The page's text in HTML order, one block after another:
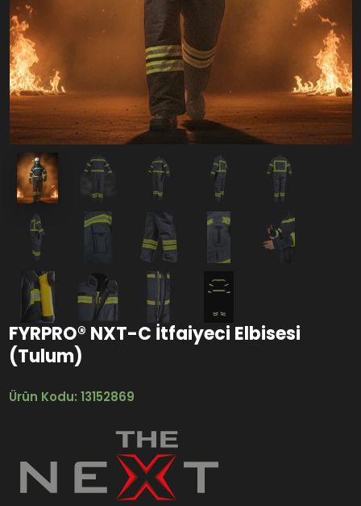
FYRPRO® NXT-C İtfaiyeci Elbisesi
(Tulum)
Ürün Kodu: 13152869